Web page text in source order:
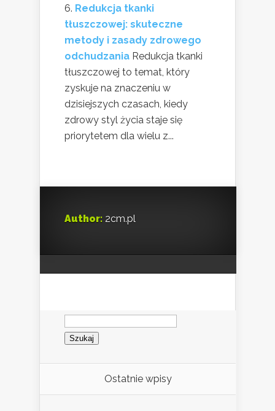
Redukcja tkanki
tłuszczowej: skuteczne
metody i zasady zdrowego
odchudzania Redukcja tkanki
tłuszczowej to temat, który
zyskuje na znaczeniu w
dzisiejszych czasach, kiedy
zdrowy styl życia staje się
priorytetem dla wielu z...
Author: 2cm.pl
Szukaj:
Ostatnie wpisy